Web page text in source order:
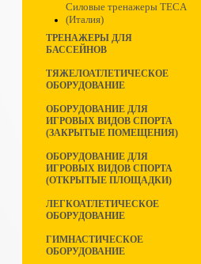
Силовые тренажеры TECA
(Италия)
ТРЕНАЖЕРЫ ДЛЯ
БАССЕЙНОВ
ТЯЖЕЛОАТЛЕТИЧЕСКОЕ
ОБОРУДОВАНИЕ
ОБОРУДОВАНИЕ ДЛЯ
ИГРОВЫХ ВИДОВ СПОРТА
(ЗАКРЫТЫЕ ПОМЕЩЕНИЯ)
ОБОРУДОВАНИЕ ДЛЯ
ИГРОВЫХ ВИДОВ СПОРТА
(ОТКРЫТЫЕ ПЛОЩАДКИ)
ЛЕГКОАТЛЕТИЧЕСКОЕ
ОБОРУДОВАНИЕ
ГИМНАСТИЧЕСКОЕ
ОБОРУДОВАНИЕ